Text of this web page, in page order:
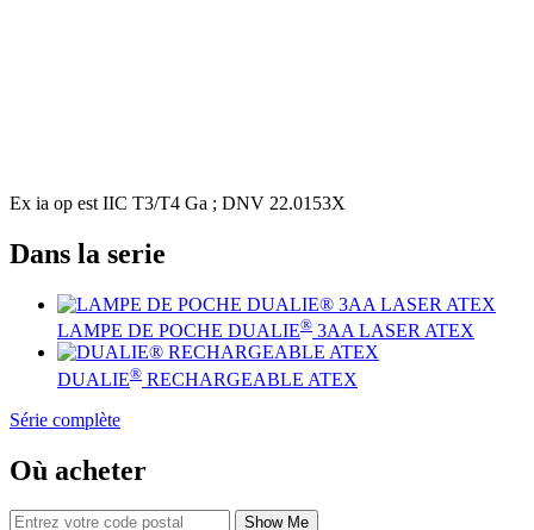
Ex ia op est IIC T3/T4 Ga ; DNV 22.0153X
Dans la serie
LAMPE DE POCHE DUALIE® 3AA LASER ATEX
DUALIE® RECHARGEABLE ATEX
Série complète
Où acheter
Show Me